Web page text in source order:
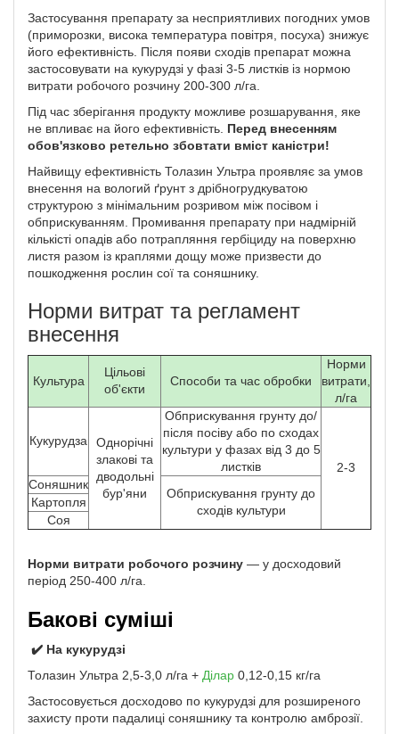
Застосування препарату за несприятливих погодних умов
(приморозки, висока температура повітря, посуха) знижує
його ефективність. Після появи сходів препарат можна
застосовувати на кукурудзі у фазі 3-5 листків із нормою
витрати робочого розчину 200-300 л/га.
Під час зберігання продукту можливе розшарування, яке
не впливає на його ефективність. Перед внесенням
обов'язково ретельно збовтати вміст каністри!
Найвищу ефективність Толазин Ультра проявляє за умов
внесення на вологий ґрунт з дрібногрудкуватою
структурою з мінімальним розривом між посівом і
обприскуванням. Промивання препарату при надмірній
кількісті опадів або потрапляння гербіциду на поверхню
листя разом із краплями дощу може призвести до
пошкодження рослин сої та соняшнику.
Норми витрат та регламент
внесення
Культура
Цільові
об'єкти
Способи та час обробки
Норми
витрати,
л/га
Кукурудза
Однорічні
злакові та
дводольні
бур'яни
Обприскування грунту до/
після посіву або по сходах
культури у фазах від 3 до 5
листків
2-3
Соняшник
Обприскування грунту до
сходів культури
Картопля
Соя
Норми витрати робочого розчину — у досходовий
період 250-400 л/га.
Бакові суміші
✔️ На кукурудзі
Толазин Ультра 2,5-3,0 л/га + Ділар 0,12-0,15 кг/га
Застосовується досходово по кукурудзі для розширеного
захисту проти падалиці соняшнику та контролю амброзії.